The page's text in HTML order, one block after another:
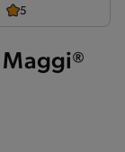
5
Maggi®